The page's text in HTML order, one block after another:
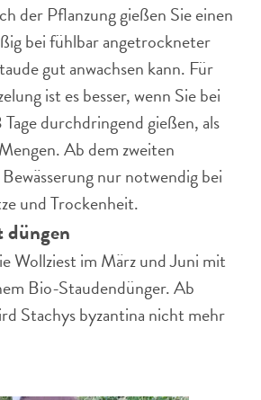
der Pflanzung gießen Sie einen
bei fühlbar angetrockneter
gut anwachsen kann. Für
ist es besser, wenn Sie bei
durchdringend gießen, als
Ab dem zweiten
nur notwendig bei
und Trockenheit.
düngen
Wollziest im März und Juni mit
Bio-Staudendünger. Ab
Stachys byzantina nicht mehr